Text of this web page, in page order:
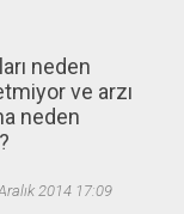
neden
ve arzı
neden
2014 17:09